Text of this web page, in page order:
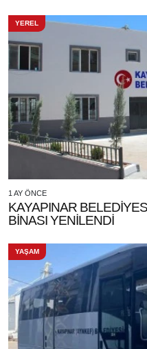
YEREL
1 AY ÖNCE
KAYAPINAR
BİNASI YENİLENDİ
YAŞAM